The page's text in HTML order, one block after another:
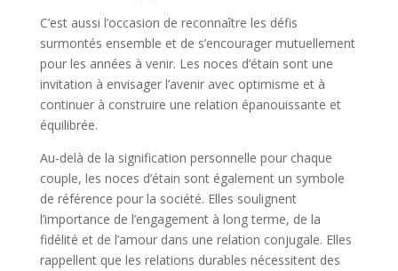
C’est aussi l’occasion de reconnaître les défis
surmontés ensemble et de s’encourager mutuellement
pour les années à venir. Les noces d’étain sont une
invitation à envisager l’avenir avec optimisme et à
continuer à construire une relation épanouissante et
équilibrée.
Au-delà de la signification personnelle pour chaque
couple, les noces d’étain sont également un symbole
de référence pour la société. Elles soulignent
l’importance de l’engagement à long terme, de la
fidélité et de l’amour dans une relation conjugale. Elles
rappellent que les relations durables nécessitent des